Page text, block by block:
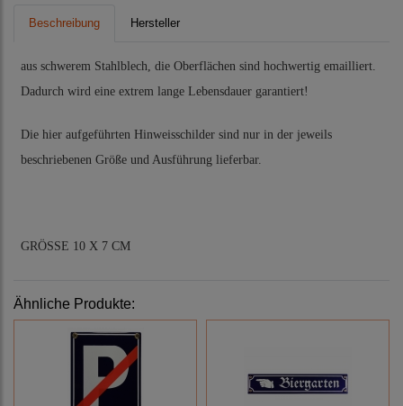
Beschreibung Hersteller
aus schwerem Stahlblech, die Oberflächen sind hochwertig emailliert.
Dadurch wird eine extrem lange Lebensdauer garantiert!
Die hier aufgeführten Hinweisschilder sind nur in der jeweils
beschriebenen Größe und Ausführung lieferbar.
GRÖSSE 10 X 7 CM
Ähnliche Produkte: